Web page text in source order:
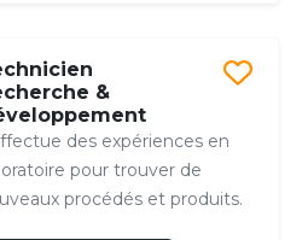
&
des expériences en
pour trouver de
procédés et produits.